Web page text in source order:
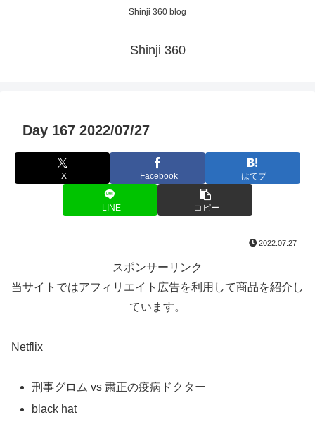
Shinji 360 blog
Shinji 360
Day 167 2022/07/27
X Facebook はてブ
LINE コピー
2022.07.27
スポンサーリンク
当サイトではアフィリエイト広告を利用して商品を紹介し
ています。
Netflix
刑事グロム vs 粛正の疫病ドクター
black hat